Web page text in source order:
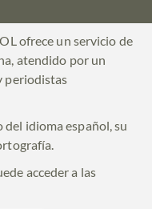
ofrece un servicio de
atendido por un
periodistas
idioma español, su
acceder a las